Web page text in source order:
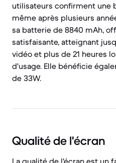
utilisateurs confirment une
même après plusieurs
sa batterie de 8840 mAh,
satisfaisante, atteignant
vidéo et plus de 21 heures
d'usage. Elle bénéficie
de 33W.
Qualité de l'écran
La qualité de l'écran est un